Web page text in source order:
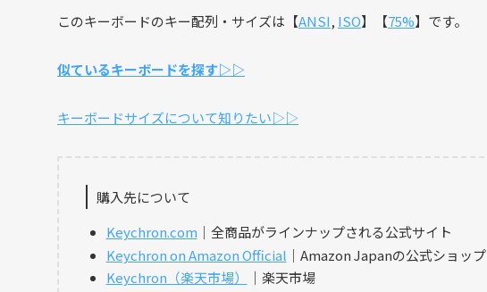
このキーボードのキー配列・サイズは【ANSI, ISO】【75%】です。
似ているキーボードを探す▷▷
キーボードサイズについて知りたい▷▷
購入先について
Keychron.com ｜全商品がラインナップされる公式サイト
Keychron on Amazon Official ｜Amazon Japanの公式ショップ
Keychron（楽天市場）
｜楽天市場